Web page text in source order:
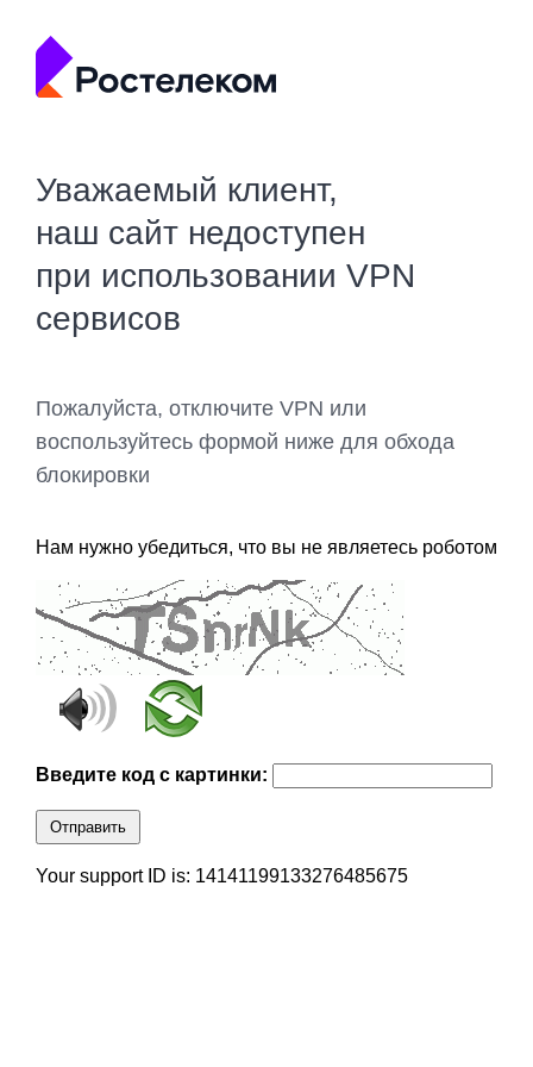
Уважаемый клиент,
наш сайт недоступен
при использовании VPN
сервисов
Пожалуйста, отключите VPN или
воспользуйтесь формой ниже для обхода
блокировки
Нам нужно убедиться, что вы не являетесь роботом
Введите код с картинки:
Отправить
Your support ID is: 14141199133276485675